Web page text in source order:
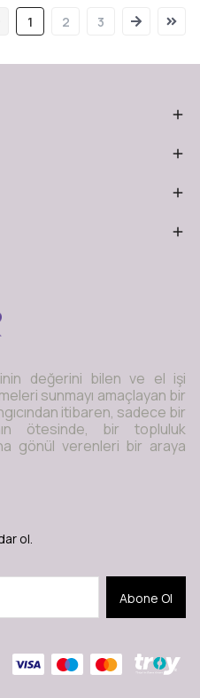
1 2 3
değerini bilen ve el işi
sunmayı amaçlayan bir
itibaren, sadece bir
ötesinde, bir topluluk
gönül verenleri bir araya
ol.
Abone Ol